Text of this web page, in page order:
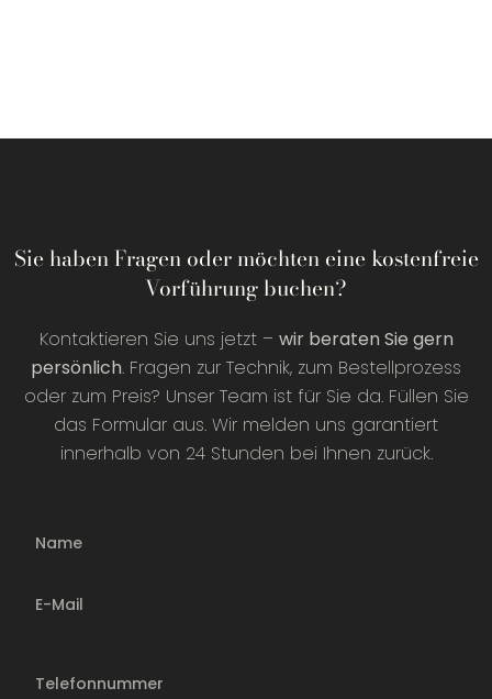
Sie haben Fragen oder möchten eine kostenfreie
Vorführung buchen?
Kontaktieren Sie uns jetzt – wir beraten Sie gern
persönlich. Fragen zur Technik, zum Bestellprozess
oder zum Preis? Unser Team ist für Sie da. Füllen Sie
das Formular aus. Wir melden uns garantiert
innerhalb von 24 Stunden bei Ihnen zurück.